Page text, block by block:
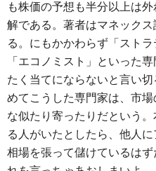
も株価の予想も半分以上は
解である。著者はマネック
る。にもかかわらず「ストラ
「エコノミスト」といった
たく当てにならないと言い
めてこうした専門家は、市
な似たり寄ったりだという
る人がいたとしたら、他人
相場を張って儲けているは